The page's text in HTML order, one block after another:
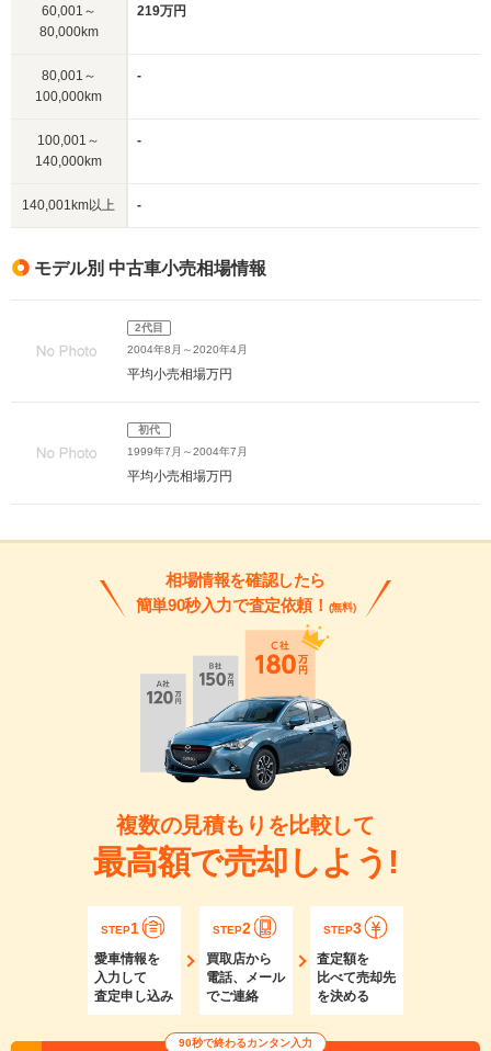
60,001～
80,000km
219万円
80,001～
100,000km
-
100,001～
140,000km
-
140,001km以上 -
モデル別 中古車小売相場情報
2代目
2004年8月～2020年4月
平均小売相場万円
初代
1999年7月～2004年7月
平均小売相場万円
相場情報を確認したら
簡単90秒入力で査定依頼！ (無料)
複数の見積もりを比較して
最高額で売却しよう!
STEP1
愛車情報を
入力して
査定申し込み
STEP2
買取店から
電話、メール
でご連絡
STEP3
査定額を
比べて売却先
を決める
90秒で終わるカンタン入力